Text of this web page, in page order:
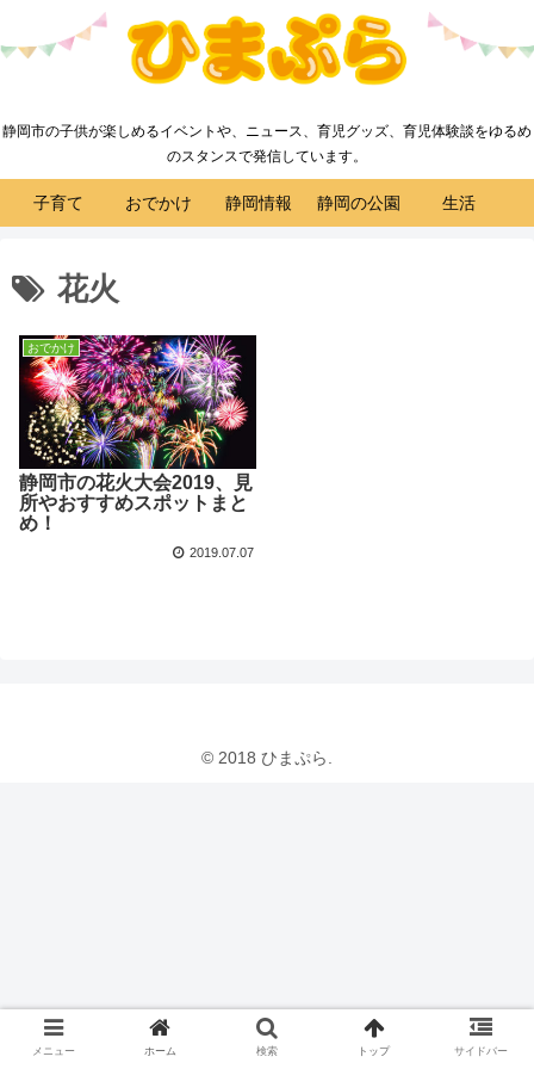
静岡市の子供が楽しめるイベントや、ニュース、育児グッズ、育児体験談をゆるめ
のスタンスで発信しています。
子育て おでかけ 静岡情報 静岡の公園 生活
花火
おでかけ
静岡市の花火大会2019、見
所やおすすめスポットまと
め！
2019.07.07
© 2018 ひまぷら.
メニュー ホーム 検索 トップ サイドバー